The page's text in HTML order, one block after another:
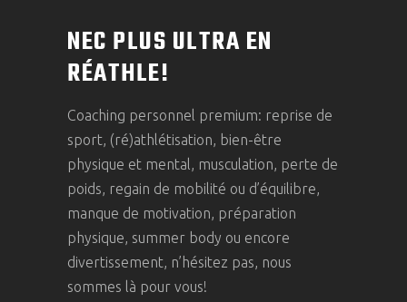
NEC PLUS ULTRA EN
RÉATHLE!
Coaching personnel premium: reprise de
sport, (ré)athlétisation, bien-être
physique et mental, musculation, perte de
poids, regain de mobilité ou d’équilibre,
manque de motivation, préparation
physique, summer body ou encore
divertissement, n’hésitez pas, nous
sommes là pour vous!